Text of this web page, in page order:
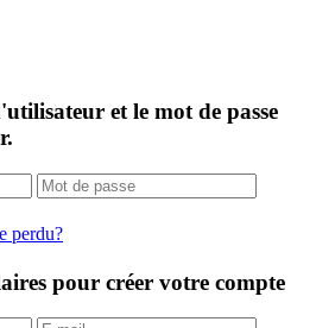
et le mot de passe
perdu?
pour créer votre compte